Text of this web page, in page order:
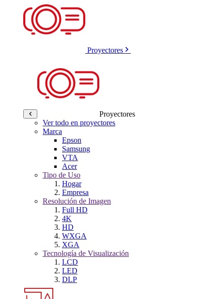
Proyectores
Proyectores
Ver todo en proyectores
Marca
Epson
Samsung
VTA
Acer
Tipo de Uso
Hogar
Empresa
Resolución de Imagen
Full HD
4K
HD
WXGA
XGA
Tecnología de Visualización
LCD
LED
DLP